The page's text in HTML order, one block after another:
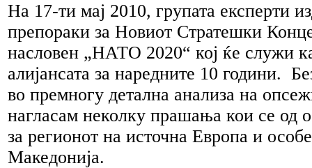
На 17-ти мај 2010, групата експерти
препораки за Новиот Стратешки
насловен „НАТО 2020“ кој ќе служи
алијансата за наредните 10 години.
во премногу детална анализа на
нагласам неколку прашања кои се од
за регионот на источна Европа и
Македонија.